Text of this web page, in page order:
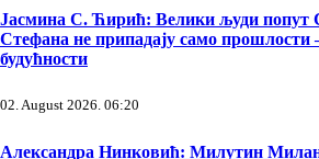
Јасмина С. Ћирић: Велики људи попут
Стефана не припадају само прошлости
будућности
02. August 2026. 06:20
Александра Нинковић: Милутин